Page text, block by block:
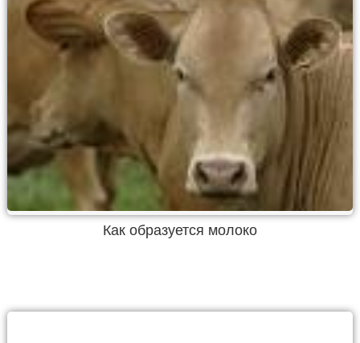
Как образуется молоко